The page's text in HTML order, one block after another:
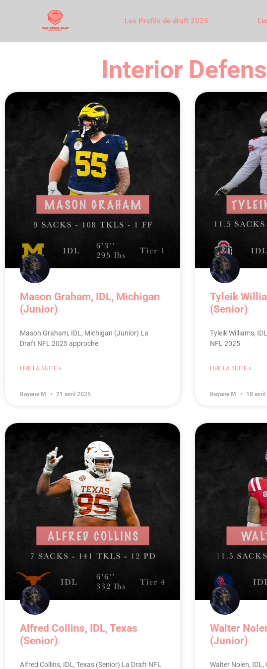
Les Profils de draft 2025
Interior
Mason Graham, IDL, Michigan
(Junior)
Mason Graham, IDL, Michigan (Junior) La
Draft NFL 2025 approche
LIRE LA SUITE »
Rayane M 21 avril 2025
Tyleik
(Senior)
Tyleik Williams,
NFL 2025
LIRE LA SUITE »
Rayane M 18
Alfred Collins, IDL, Texas
(Senior)
Alfred Collins, IDL, Texas (Senior) La Draft NFL
Walter
(Junior)
Walter Nolen,